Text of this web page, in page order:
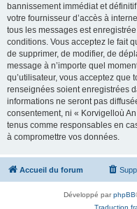
bannissement immédiat et
votre fournisseur d’accès à
tous les messages est
conditions. Vous acceptez le fait
de supprimer, de modifier, de
message à n’importe quel
qu’utilisateur, vous acceptez que
renseignées soient enregistrées
informations ne seront pas
consentement, ni « Korvigelloù
tenus comme responsables en
à compromettre vos données.
Accueil du forum
Développé parphpBB
Traduction